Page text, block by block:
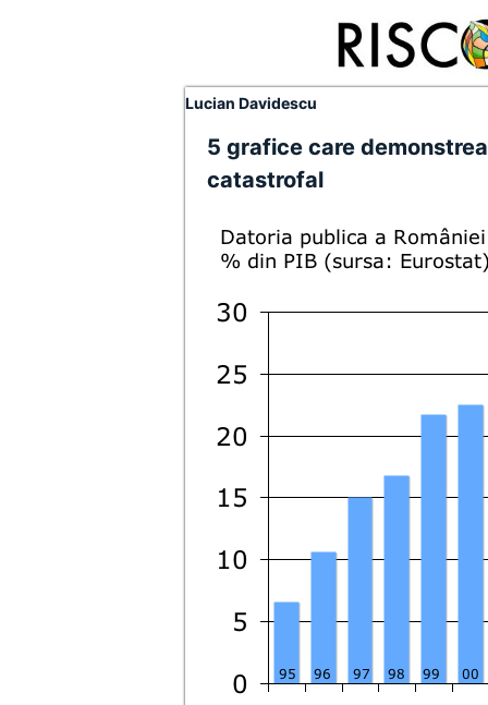
Lucian Davidescu
5 grafice care
catastrofal